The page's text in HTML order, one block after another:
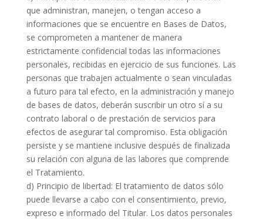
que administran, manejen, o tengan acceso a
informaciones que se encuentre en Bases de Datos,
se comprometen a mantener de manera
estrictamente confidencial todas las informaciones
personales, recibidas en ejercicio de sus funciones. Las
personas que trabajen actualmente o sean vinculadas
a futuro para tal efecto, en la administración y manejo
de bases de datos, deberán suscribir un otro sí a su
contrato laboral o de prestación de servicios para
efectos de asegurar tal compromiso. Esta obligación
persiste y se mantiene inclusive después de finalizada
su relación con alguna de las labores que comprende
el Tratamiento.
d) Principio de libertad: El tratamiento de datos sólo
puede llevarse a cabo con el consentimiento, previo,
expreso e informado del Titular. Los datos personales